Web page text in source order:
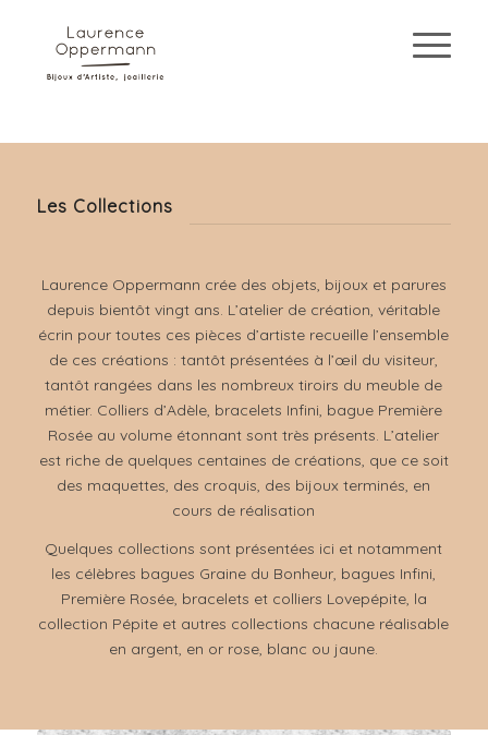
Les Collections
Laurence Oppermann crée des objets, bijoux et parures
depuis bientôt vingt ans. L’atelier de création, véritable
écrin pour toutes ces pièces d’artiste recueille l’ensemble
de ces créations : tantôt présentées à l’œil du visiteur,
tantôt rangées dans les nombreux tiroirs du meuble de
métier. Colliers d’Adèle, bracelets Infini, bague Première
Rosée au volume étonnant sont très présents. L’atelier
est riche de quelques centaines de créations, que ce soit
des maquettes, des croquis, des bijoux terminés, en
cours de réalisation
Quelques collections sont présentées ici et notamment
les célèbres bagues Graine du Bonheur, bagues Infini,
Première Rosée, bracelets et colliers Lovepépite, la
collection Pépite et autres collections chacune réalisable
en argent, en or rose, blanc ou jaune.